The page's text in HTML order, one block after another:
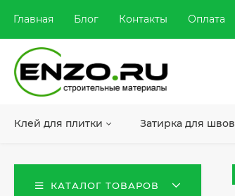
Главная Блог Контакты Оплата
Клей для плитки Затирка для швов
КАТАЛОГ ТОВАРОВ